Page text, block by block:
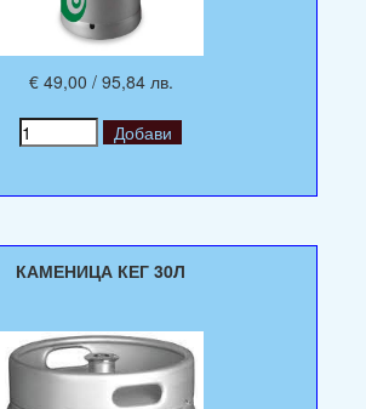
€ 49,00 / 95,84 лв.
КАМЕНИЦА КЕГ 30Л